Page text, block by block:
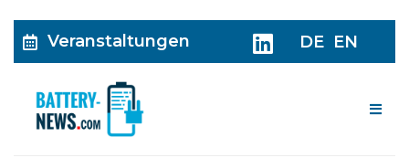
Veranstaltungen DE EN